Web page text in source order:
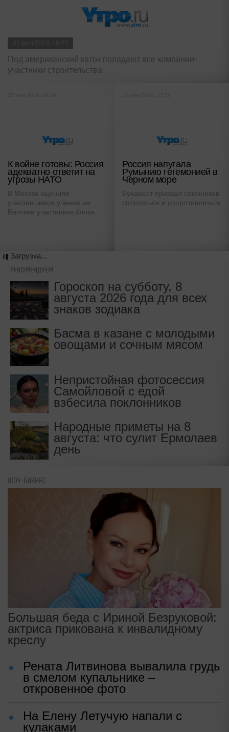
Под американский каток попадают все компании-
участники строительства
К войне готовы: Россия
адекватно ответит на
угрозы НАТО
В Москве оценили
участившиеся учения на
Балтике участников блока
Россия напугала
Румынию гегемонией в
Черном море
Бухарест призвал союзников
сплотиться и сопротивляться
Загрузка...
РЕКОМЕНДУЕМ
Гороскоп на субботу, 8
августа 2026 года для всех
знаков зодиака
Басма в казане с молодыми
овощами и сочным мясом
Непристойная фотосессия
Самойловой с едой
взбесила поклонников
Народные приметы на 8
августа: что сулит Ермолаев
день
ШОУ-БИЗНЕС
Большая беда с Ириной Безруковой:
актриса прикована к инвалидному
креслу
Рената Литвинова вывалила грудь
в смелом купальнике –
откровенное фото
На Елену Летучую напали с
кулаками